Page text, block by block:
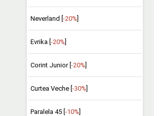
Neverland [ -20%
Evrika [ -20%
Corint Junior [ -20%
Curtea Veche [ -30%
Paralela 45 [ -10%